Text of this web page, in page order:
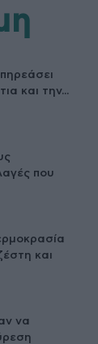
και την...
που
και
να